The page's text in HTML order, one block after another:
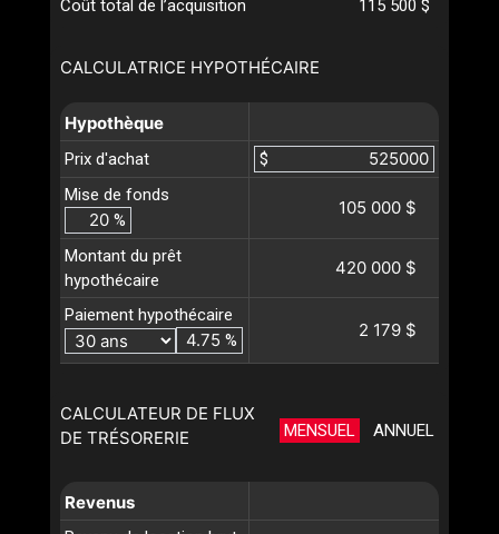
CALCULATRICE HYPOTHÉCAIRE
Hypothèque
Prix d'achat
$
Mise de fonds
%
105 000 $
Montant du prêt
hypothécaire
420 000 $
Paiement hypothécaire
%
2 179 $
CALCULATEUR DE FLUX
DE TRÉSORERIE
MENSUEL ANNUEL
Revenus
Coût total de l’acquisition 115 500 $